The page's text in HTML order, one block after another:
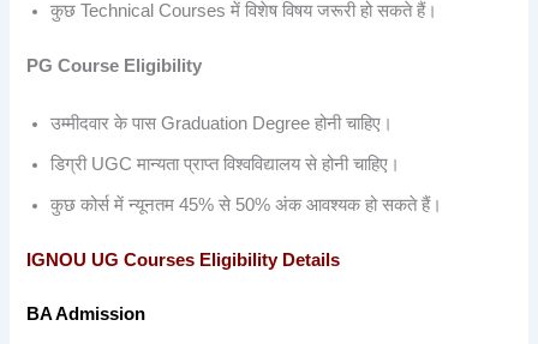
कुछ Technical Courses में विशेष विषय जरूरी हो सकते हैं।
PG Course Eligibility
उम्मीदवार के पास Graduation Degree होनी चाहिए।
डिग्री UGC मान्यता प्राप्त विश्वविद्यालय से होनी चाहिए।
कुछ कोर्स में न्यूनतम 45% से 50% अंक आवश्यक हो सकते हैं।
IGNOU UG Courses Eligibility Details
BA Admission